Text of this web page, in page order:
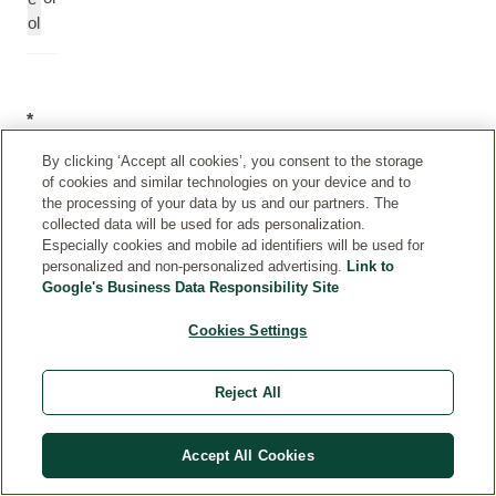
ol
*
zložka
INCI
deklarácie
produktov
Weleda
aktualizované,
do
receptúr
By clicking ‘Accept all cookies’, you consent to the storage
of cookies and similar technologies on your device and to
the processing of your data by us and our partners. The
collected data will be used for ads personalization.
Especially cookies and mobile ad identifiers will be used for
personalized and non-personalized advertising. Link to
Google's Business Data Responsibility Site
Cookies Settings
Reject All
Accept All Cookies